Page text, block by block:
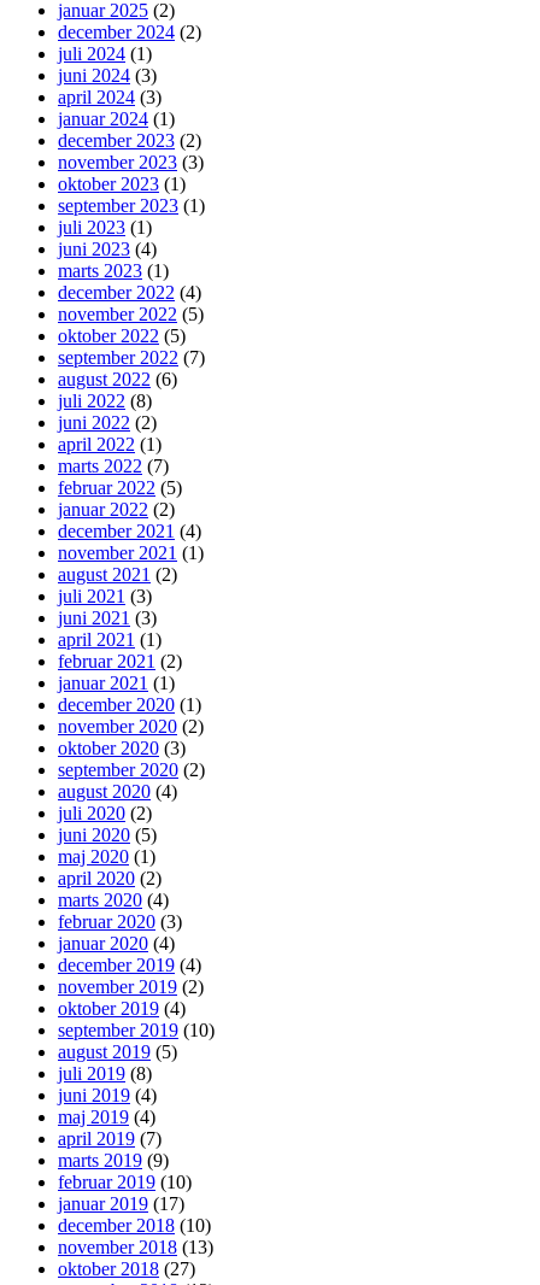
januar 2025 (2)
december 2024 (2)
juli 2024 (1)
juni 2024 (3)
april 2024 (3)
januar 2024 (1)
december 2023 (2)
november 2023 (3)
oktober 2023 (1)
september 2023 (1)
juli 2023 (1)
juni 2023 (4)
marts 2023 (1)
december 2022 (4)
november 2022 (5)
oktober 2022 (5)
september 2022 (7)
august 2022 (6)
juli 2022 (8)
juni 2022 (2)
april 2022 (1)
marts 2022 (7)
februar 2022 (5)
januar 2022 (2)
december 2021 (4)
november 2021 (1)
august 2021 (2)
juli 2021 (3)
juni 2021 (3)
april 2021 (1)
februar 2021 (2)
januar 2021 (1)
december 2020 (1)
november 2020 (2)
oktober 2020 (3)
september 2020 (2)
august 2020 (4)
juli 2020 (2)
juni 2020 (5)
maj 2020 (1)
april 2020 (2)
marts 2020 (4)
februar 2020 (3)
januar 2020 (4)
december 2019 (4)
november 2019 (2)
oktober 2019 (4)
september 2019 (10)
august 2019 (5)
juli 2019 (8)
juni 2019 (4)
maj 2019 (4)
april 2019 (7)
marts 2019 (9)
februar 2019 (10)
januar 2019 (17)
december 2018 (10)
november 2018 (13)
oktober 2018 (27)